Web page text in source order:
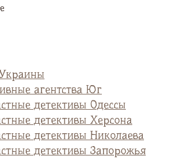
агентства Юг
детективы Одессы
детективы Херсона
детективы Николаева
детективы Запорожья